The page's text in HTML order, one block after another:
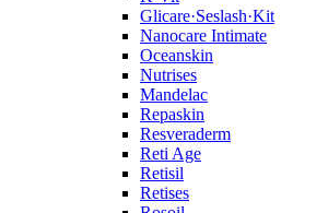
Glicare·Seslash·Kit
Nanocare Intimate
Oceanskin
Nutrises
Mandelac
Repaskin
Resveraderm
Reti Age
Retisil
Retises